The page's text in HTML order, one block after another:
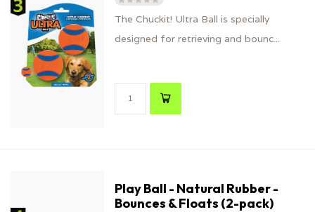
The Chuckit! Ultra Ball is specially
designed for retrieving and bounc...
Play Ball - Natural Rubber -
Bounces & Floats (2-pack)